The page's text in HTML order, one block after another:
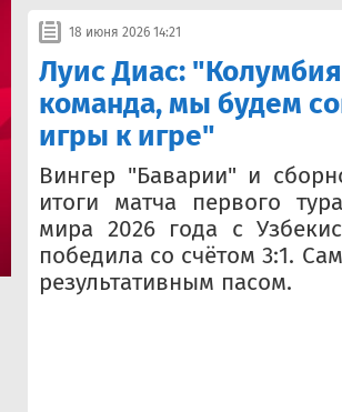
18 июня 2026 14:21
Луис Диас:
команда, мы будем
игры к игре"
Вингер "Баварии" и
итоги матча первого
мира 2026 года с
победила со счётом 3:1.
результативным пасом.